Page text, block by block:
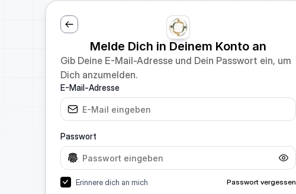
Melde Dich in Deinem Konto an
Gib Deine E-Mail-Adresse und Dein Passwort ein, um
Dich anzumelden.
E-Mail-Adresse
Passwort
Erinnere dich an mich Passwort vergessen